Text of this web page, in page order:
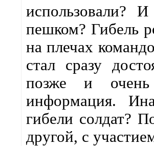
использовали?
пешком? Гибель
на плечах
стал сразу
позже и очень
информация.
гибели солдат?
другой, с